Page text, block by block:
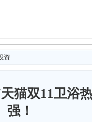
资
猫双11卫浴
强！